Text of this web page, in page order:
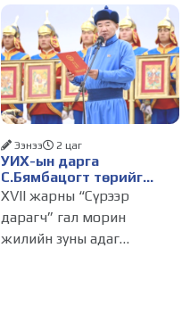
УИХ-ын дарга
С.Бямбацогт төрийг
төлөөлөн Сутай хайрхны
тэнгэрийг тахих төрийн
тахилгад оролцлоо
Ээнээ 2 цаг
XVII жарны “Сүрээр
дарагч” гал морин
жилийн зуны адаг